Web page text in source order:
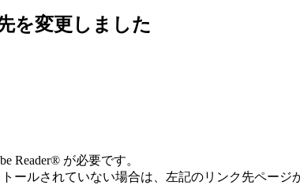
を変更しました
Reader® が必要です。
ールされていない場合は、左記のリンク先ペー